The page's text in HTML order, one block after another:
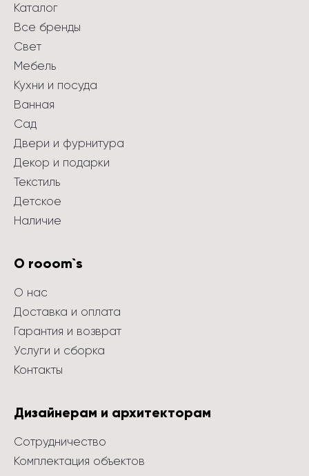
Каталог
Все бренды
Свет
Мебель
Кухни и посуда
Ванная
Сад
Двери и фурнитура
Декор и подарки
Текстиль
Детское
Наличие
О rooom`s
О нас
Доставка и оплата
Гарантия и возврат
Услуги и сборка
Контакты
Дизайнерам и архитекторам
Сотрудничество
Комплектация объектов